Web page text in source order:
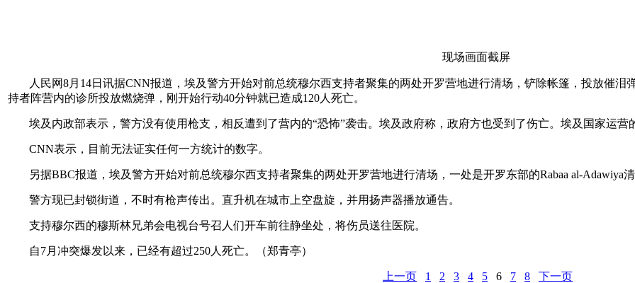
现场画面截屏
人民网8月14日讯据CNN报道，埃及警方开始对前总统穆尔西支持者聚集的两处开罗营地进行清场，铲除帐篷，投放催
持者阵营内的诊所投放燃烧弹，刚开始行动40分钟就已造成120人死亡。
埃及内政部表示，警方没有使用枪支，相反遭到了营内的“恐怖”袭击。埃及政府称，政府方也受到了伤亡。埃及国家运
CNN表示，目前无法证实任何一方统计的数字。
另据BBC报道，埃及警方开始对前总统穆尔西支持者聚集的两处开罗营地进行清场，一处是开罗东部的Rabaa al-Adawiya
警方现已封锁街道，不时有枪声传出。直升机在城市上空盘旋，并用扬声器播放通告。
支持穆尔西的穆斯林兄弟会电视台号召人们开车前往静坐处，将伤员送往医院。
自7月冲突爆发以来，已经有超过250人死亡。（郑青亭）
上一页 1 2 3 4 5 6 7 8 下一页